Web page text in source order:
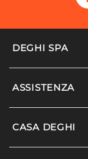
DEGHI SPA
Accedi/Registrati
ASSISTENZA
Supporto
CASA DEGHI